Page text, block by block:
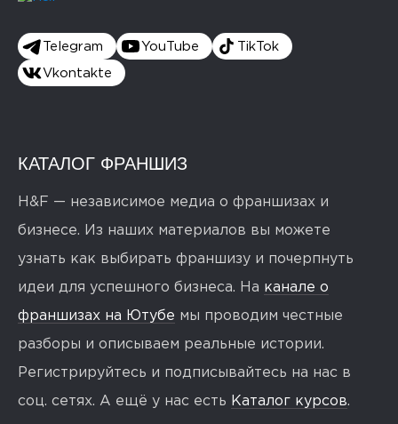
Telegram YouTube TikTok
Vkontakte
КАТАЛОГ ФРАНШИЗ
H&F — независимое медиа о франшизах и
бизнесе. Из наших материалов вы можете
узнать как выбирать франшизу и почерпнуть
идеи для успешного бизнеса. На канале о
франшизах на Ютубе мы проводим честные
разборы и описываем реальные истории.
Регистрируйтесь и подписывайтесь на нас в
соц. сетях. А ещё у нас есть Каталог курсов.